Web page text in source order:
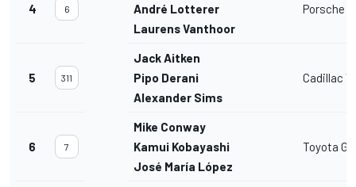
4 6
André Lotterer
Laurens Vanthoor
Porsche
5 311
Jack Aitken
Pipo Derani
Alexander Sims
Cadillac
6 7
Mike Conway
Kamui Kobayashi
José María López
Toyota